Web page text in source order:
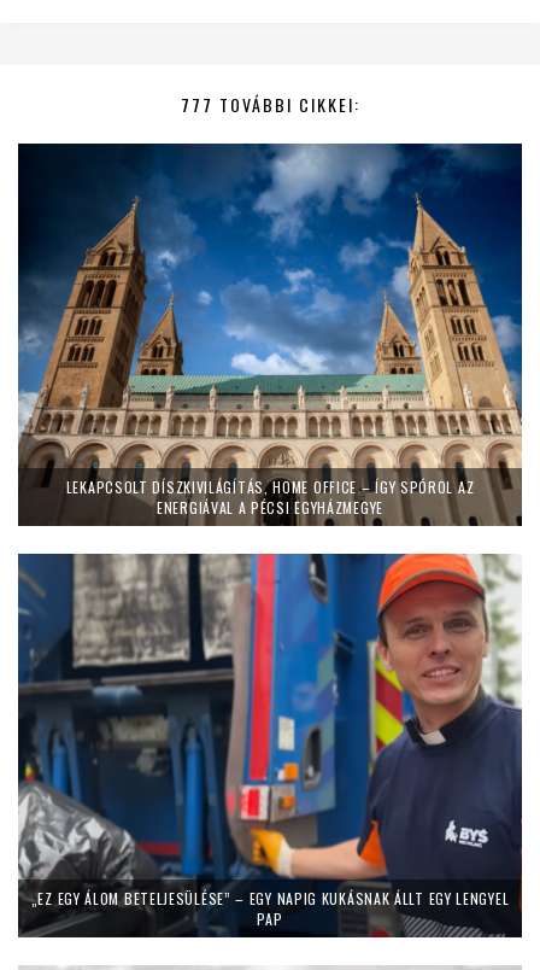
777 TOVÁBBI CIKKEI:
LEKAPCSOLT DÍSZKIVILÁGÍTÁS, HOME OFFICE – ÍGY SPÓROL AZ
ENERGIÁVAL A PÉCSI EGYHÁZMEGYE
„EZ EGY ÁLOM BETELJESÜLÉSE” – EGY NAPIG KUKÁSNAK ÁLLT EGY LENGYEL
PAP